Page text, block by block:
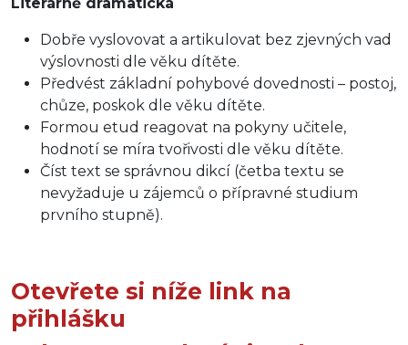
Dobře vyslovovat a artikulovat bez zjevných vad
výslovnosti dle věku dítěte.
Předvést základní pohybové dovednosti – postoj,
chůze, poskok dle věku dítěte.
Formou etud reagovat na pokyny učitele,
hodnotí se míra tvořivosti dle věku dítěte.
Číst text se správnou dikcí (četba textu se
nevyžaduje u zájemců o přípravné studium
prvního stupně).
Otevřete si níže link na
přihlášku